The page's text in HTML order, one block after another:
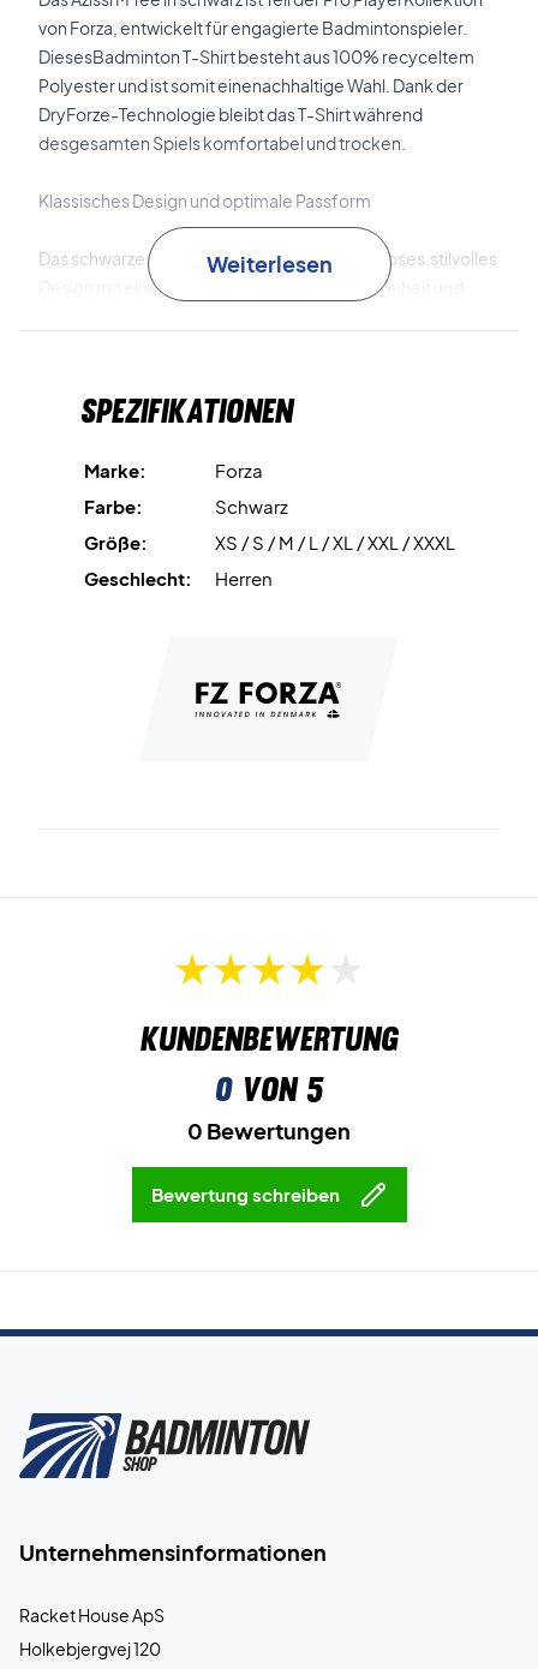
von Forza, entwickelt für engagierte Badmintonspieler.
DiesesBadminton T-Shirt besteht aus 100% recyceltem
Polyester und ist somit einenachhaltige Wahl. Dank der
DryForze-Technologie bleibt das T-Shirt während
desgesamten Spiels komfortabel und trocken.
Klassisches Design und optimale Passform
Das schwarze Azissi M Tee kombiniert ein zeitloses,stilvolles
Design mit einer Passform, die Bewegungsfreiheit und
Weiterlesen
Spezifikationen
Marke:
Forza
Farbe:
Schwarz
Größe:
XS / S / M / L / XL / XXL / XXXL
Geschlecht:
Herren
Kundenbewertung
0von 5
0 Bewertungen
Bewertung schreiben
Unternehmensinformationen
Racket House ApS
Holkebjergvej 120